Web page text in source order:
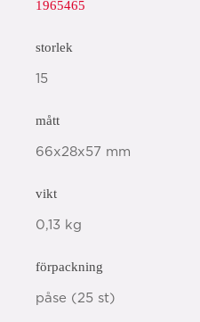
1965465
storlek
15
mått
66x28x57 mm
vikt
0,13 kg
förpackning
påse (25 st)